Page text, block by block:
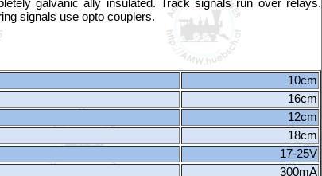
galvanic ally insulated. Track signals run over relays.
signals use opto couplers.
10cm
16cm
12cm
18cm
17-25V
300mA